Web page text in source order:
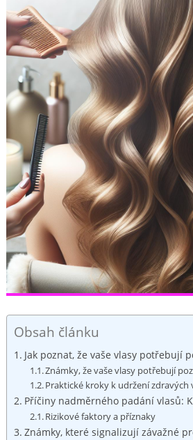
Obsah článku
Jak poznat, že vaše vlasy potřebují
Známky, že vaše vlasy potřebují
Praktické kroky k udržení zdravých
Příčiny nadměrného padání vlasů:
Rizikové faktory a příznaky
Známky, které signalizují závažné